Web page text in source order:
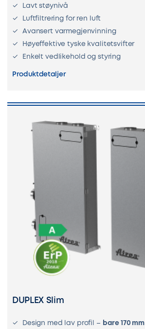
Lavt støynivå
Luftfiltrering for ren luft
Avansert varmegjenvinning
Høyeffektive tyske kvalitetsvifter
Enkelt vedlikehold og styring
Produktdetaljer
DUPLEX Slim
Design med lav profil – bare 170 mm